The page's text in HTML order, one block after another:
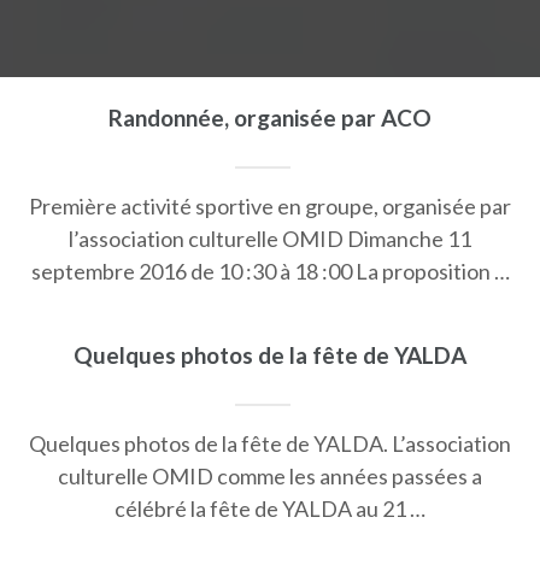
Randonnée, organisée par ACO
Première activité sportive en groupe, organisée par
l’association culturelle OMID Dimanche 11
septembre 2016 de 10 :30 à 18 :00 La proposition …
Quelques photos de la fête de YALDA
Quelques photos de la fête de YALDA. L’association
culturelle OMID comme les années passées a
célébré la fête de YALDA au 21 …